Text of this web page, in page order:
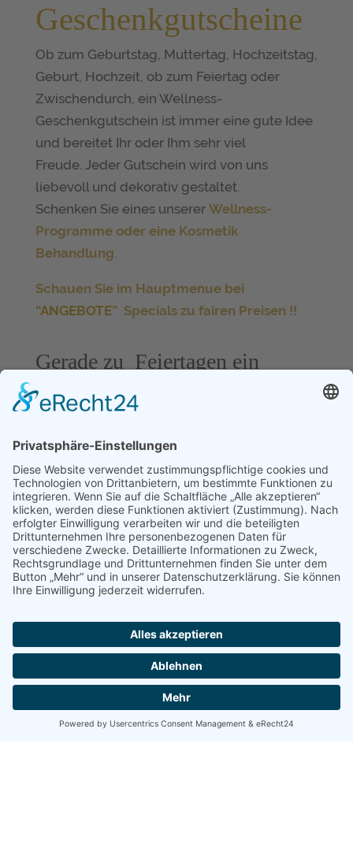
Geschenk­gutscheine
Ob zum Geburtstag, Muttertag, Hochzeitstag,
Geburt, Hochzeit, ob zum Feiertag oder
Zwischendurch, ein Wellness-
Geschenkgutschein ist immer eine gute Idee
und bereitet Ihr oder Ihm sehr viel
Freude. Jeder Gutschein wird von uns
liebevoll und dekorativ gestaltet.
Schenken Sie eines unserer Wellness-
Programme oder eine Kosmetik
Behandlung.
Schauen Sie im Hauptmenue bei
“ANGEBOTE” Specials zu fairen Preisen !!
Gerade zu Feiertagen ein
Wir erstellen ein Wellness-Programm nach
über 3 Std. Wellness Massagen nach Wahl
mit Beautyprogramm,- für jeden ist was
schönes dabei, denn Wellness erweckt
Emotionen, daher unser Name. Jeder ist
Dankbar, denn er bekommt Zeit für sich
selbst geschenkt. Das ist für uns Alle Luxus
pur 😉 Sie kommen zu uns und können die
Bedürfnisse da. Sie können nach einer
telefonischen Vorbestellung diesen
Geschenkgutschein in unserem
abholen oder suchen das
Passende aus, wir beraten Sie gerne! Wenn